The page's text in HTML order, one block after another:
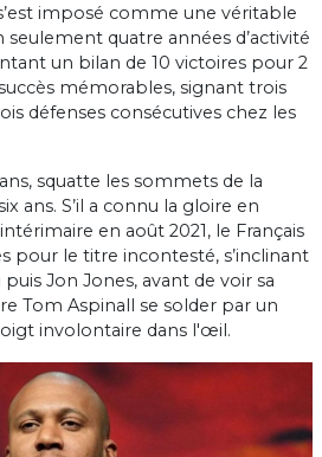
imposé comme une véritable
seulement quatre années d’activité
un bilan de 10 victoires pour 2
mémorables, signant trois
défenses consécutives chez les
squatte les sommets de la
ans. S’il a connu la gloire en
en août 2021, le Français
pour le titre incontesté, s’inclinant
Jon Jones, avant de voir sa
Tom Aspinall se solder par un
involontaire dans l'œil.